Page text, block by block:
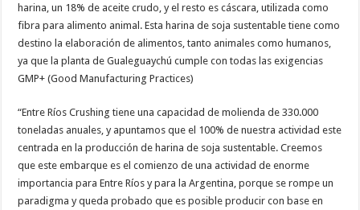
harina, un 18% de aceite crudo, y el resto es cáscara, utilizada como
fibra para alimento animal. Esta harina de soja sustentable tiene como
destino la elaboración de alimentos, tanto animales como humanos,
ya que la planta de Gualeguaychú cumple con todas las exigencias
GMP+ (Good Manufacturing Practices)
“Entre Ríos Crushing tiene una capacidad de molienda de 330.000
toneladas anuales, y apuntamos que el 100% de nuestra actividad este
centrada en la producción de harina de soja sustentable. Creemos
que este embarque es el comienzo de una actividad de enorme
importancia para Entre Ríos y para la Argentina, porque se rompe un
paradigma y queda probado que es posible producir con base en